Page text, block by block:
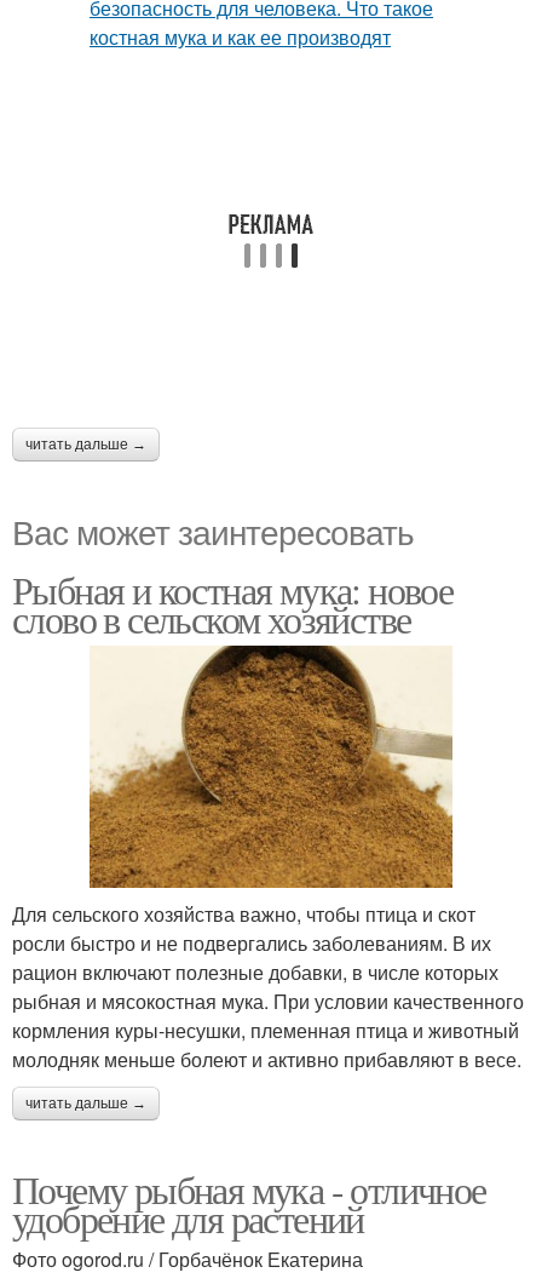
читать дальше →
Вас может заинтересовать
Рыбная и костная мука: новое
слово в сельском хозяйстве
Для сельского хозяйства важно, чтобы птица и скот
росли быстро и не подвергались заболеваниям. В их
рацион включают полезные добавки, в числе которых
рыбная и мясокостная мука. При условии качественного
кормления куры-несушки, племенная птица и животный
молодняк меньше болеют и активно прибавляют в весе.
читать дальше →
Почему рыбная мука - отличное
удобрение для растений
Фото ogorod.ru / Горбачёнок Екатерина